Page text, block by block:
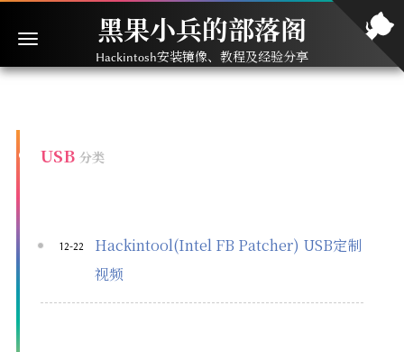
黑果小兵的部落阁
Hackintosh安装镜像、教程及经验分享
USB 分类
Hackintool(Intel FB Patcher) USB定制
视频
12-22